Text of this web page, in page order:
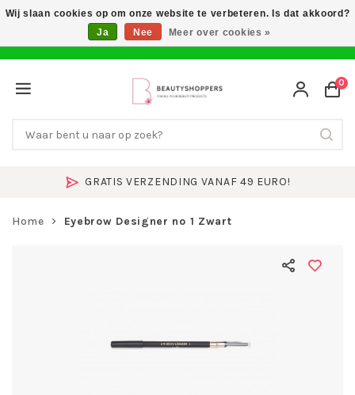
GRATIS VERZENDING VANAF 49 EURO!
0
Home Eyebrow Designer no 1 Zwart
Wij slaan cookies op om onze website te verbeteren. Is dat akkoord?
Ja
Nee Meer over cookies »